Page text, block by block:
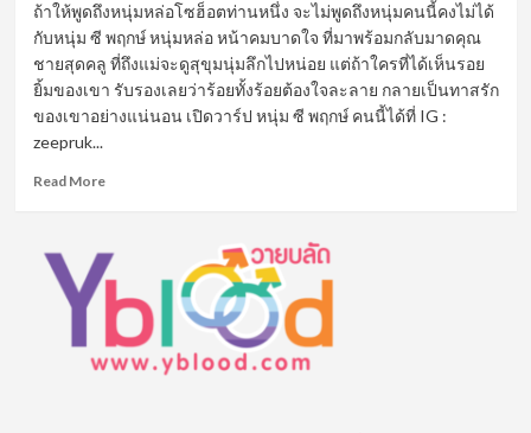
ถ้าให้พูดถึงหนุ่มหล่อโซฮ็อตท่านหนึ่ง จะไม่พูดถึงหนุ่มคนนี้คงไม่ได้
กับหนุ่ม ซี พฤกษ์ หนุ่มหล่อ หน้าคมบาดใจ ที่มาพร้อมกลับมาดคุณ
ชายสุดคลู ที่ถึงแม่จะดูสุขุมนุ่มลึกไปหน่อย แต่ถ้าใครที่ได้เห็นรอย
ยิ้มของเขา รับรองเลยว่าร้อยทั้งร้อยต้องใจละลาย กลายเป็นทาสรัก
ของเขาอย่างแน่นอน เปิดวาร์ป หนุ่ม ซี พฤกษ์ คนนี้ได้ที่ IG :
zeepruk...
Read MoreRead
หนุ่ม
สุด
เท่ห์
ซี